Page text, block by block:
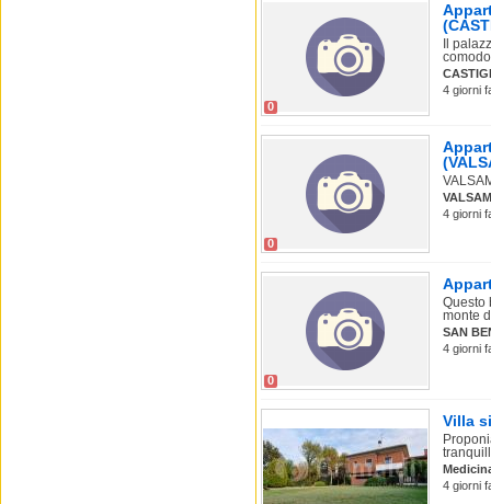
0
Il
4 giorni
0
4 giorni
0
Questo
monte
SAN
4 giorni
Villa
4 giorni